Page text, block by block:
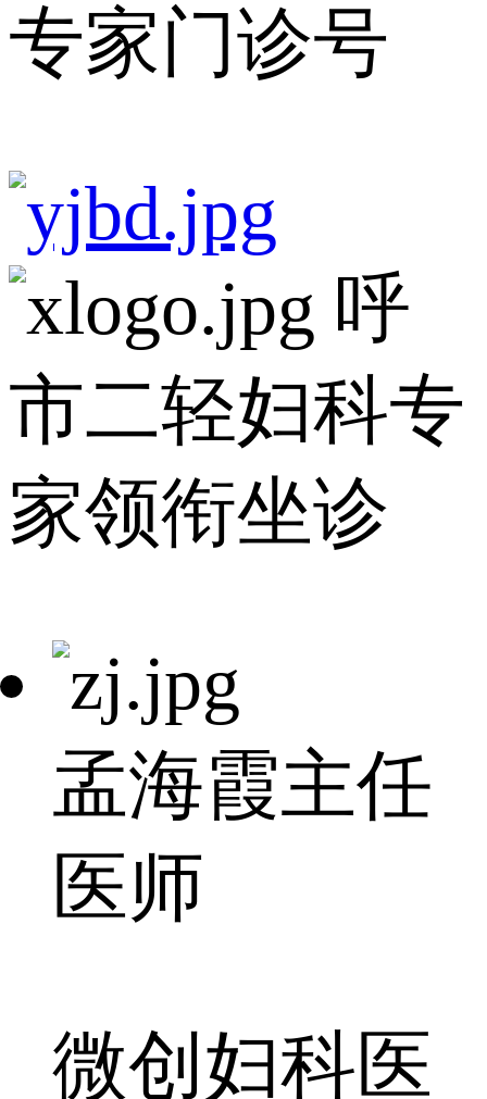
专家门诊号
呼
市二轻妇科专
家领衔坐诊
孟海霞主任
医师
微创妇科医